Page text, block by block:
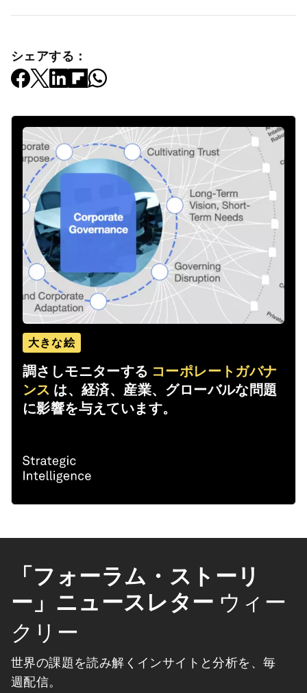
シェアする：
大きな絵
調さしモニターする コーポレートガバナ
ンス は、経済、産業、グローバルな問題
に影響を与えています。
「フォーラム・ストーリ
ー」ニュースレター ウィー
クリー
世界の課題を読み解くインサイトと分析を、毎
週配信。